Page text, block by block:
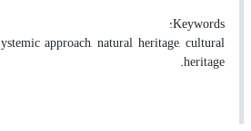
Keywords:
approach, natural heritage, cultural
heritage.